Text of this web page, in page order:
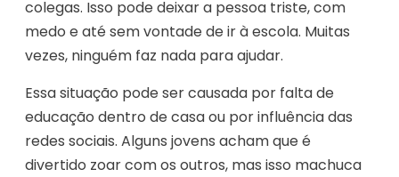
colegas. Isso pode deixar a pessoa triste, com
medo e até sem vontade de ir à escola. Muitas
vezes, ninguém faz nada para ajudar.
Essa situação pode ser causada por falta de
educação dentro de casa ou por influência das
redes sociais. Alguns jovens acham que é
divertido zoar com os outros, mas isso machuca